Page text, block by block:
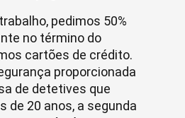
pedimos 50%
no término do
cartões de crédito.
proporcionada
de detetives que
de 20 anos, a segunda